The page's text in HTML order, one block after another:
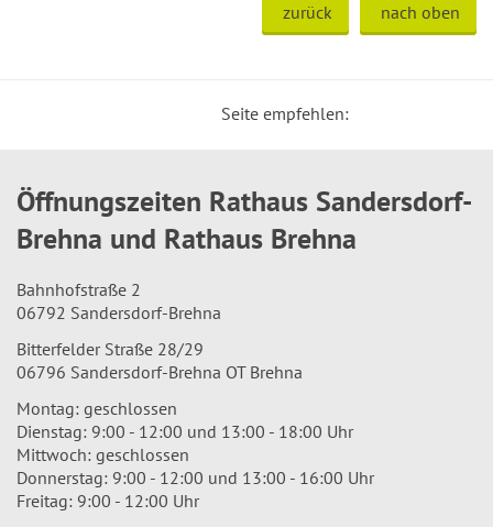
zurück nach oben
Seite empfehlen:
Öffnungszeiten Rathaus Sandersdorf-
Brehna und Rathaus Brehna
Bahnhofstraße 2
06792 Sandersdorf-Brehna
Bitterfelder Straße 28/29
06796 Sandersdorf-Brehna OT Brehna
Montag: geschlossen
Dienstag: 9:00 - 12:00 und 13:00 - 18:00 Uhr
Mittwoch: geschlossen
Donnerstag: 9:00 - 12:00 und 13:00 - 16:00 Uhr
Freitag: 9:00 - 12:00 Uhr